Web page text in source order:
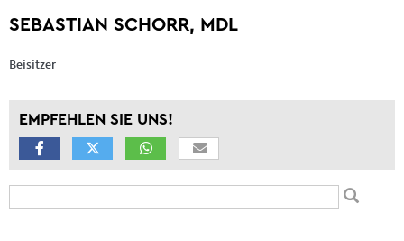
SEBASTIAN SCHORR, MDL
Beisitzer
EMPFEHLEN SIE UNS!